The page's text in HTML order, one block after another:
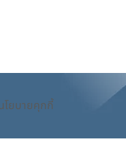
โยบายคุกกี้